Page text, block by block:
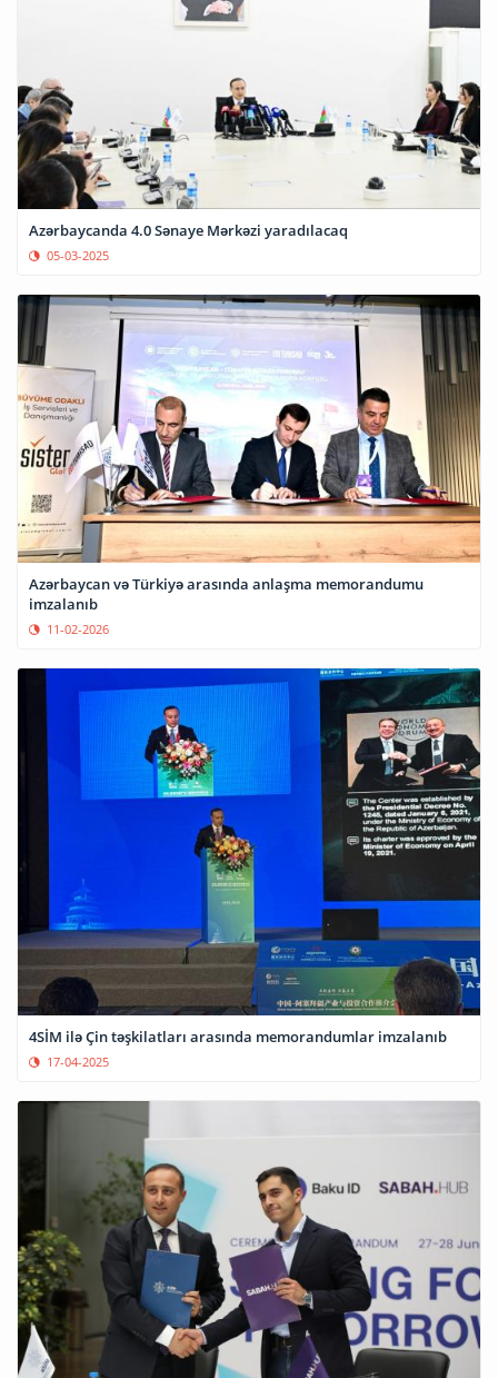
Azərbaycanda 4.0 Sənaye Mərkəzi yaradılacaq
05-03-2025
Azərbaycan və Türkiyə arasında anlaşma memorandumu
imzalanıb
11-02-2026
4SİM ilə Çin təşkilatları arasında memorandumlar imzalanıb
17-04-2025